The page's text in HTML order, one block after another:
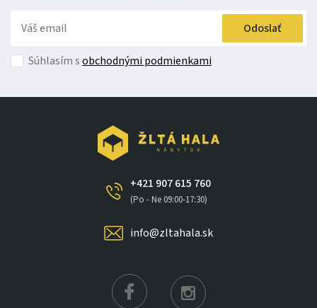
Odoslať
Súhlasím sobchodnými podmienkami
+421 907 615 760
(Po - Ne 09:00-17:30)
info@zltahala.sk